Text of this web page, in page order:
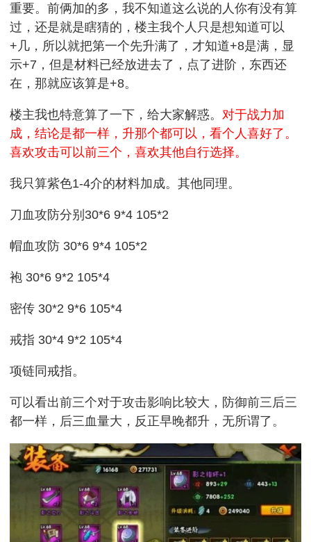
重要。前俩加的多，我不知道这么说的人你有没有算
过，还是就是瞎猜的，楼主我个人只是想知道可以
+几，所以就把第一个先升满了，才知道+8是满，显
示+7，但是材料已经放进去了，点了进阶，东西还
在，那就应该算是+8。
楼主我也特意算了一下，给大家解惑。 对于战力加
成，结论是都一样，升那个都可以，看个人喜好了。
喜欢攻击可以前三个，喜欢其他自行选择。
我只算紫色1-4介的材料加成。其他同理。
刀血攻防分别30*6 9*4 105*2
帽血攻防 30*6 9*4 105*2
袍 30*6 9*2 105*4
密传 30*2 9*6 105*4
戒指 30*4 9*2 105*4
项链同戒指。
可以看出前三个对于攻击影响比较大，防御前三后三
都一样，后三血量大，反正早晚都升，无所谓了。